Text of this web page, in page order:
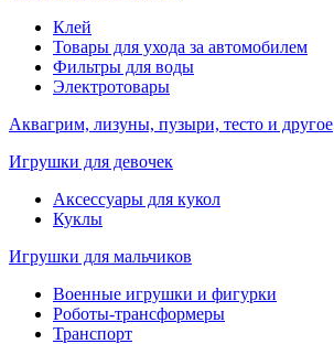
Клей
Товары для ухода за автомобилем
Фильтры для воды
Электротовары
Аквагрим, лизуны, пузыри, тесто и другое
Игрушки для девочек
Аксессуары для кукол
Куклы
Игрушки для мальчиков
Военные игрушки и фигурки
Роботы-трансформеры
Транспорт